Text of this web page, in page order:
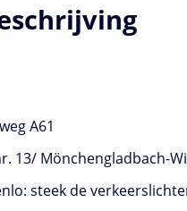
A61
13/ Mönchengladbach-
steek de